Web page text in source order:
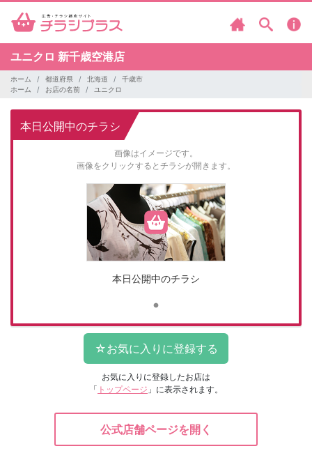
ユニクロ 新千歳空港店
ホーム 都道府県 北海道
千歳市
ホーム
お店の名前 ユニクロ
本日公開中のチラシ
画像はイメージです。
画像をクリックするとチラシが開きます。
本日公開中のチラシ
お気に入りに登録したお店は
「 トップページ 」に表示されます。
公式店舗ページを開く